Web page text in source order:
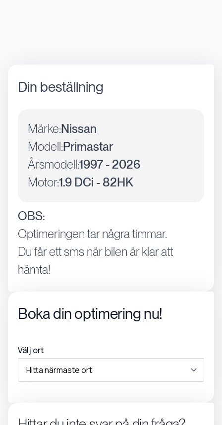
Din beställning
Märke:Nissan
Modell:Primastar
Årsmodell:1997 - 2026
Motor:1.9 DCi - 82HK
OBS:
Optimeringen tar några timmar.
Du får ett sms när bilen är klar att
hämta!
Boka din optimering nu!
Välj ort